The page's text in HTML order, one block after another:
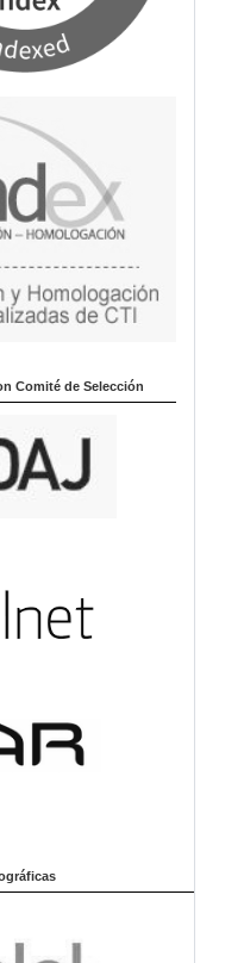
Comité de Selección